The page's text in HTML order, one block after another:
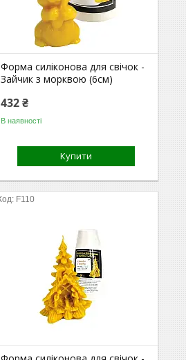
Форма силіконова для свічок -
Зайчик з морквою (6см)
432 ₴
В наявності
Купити
F110